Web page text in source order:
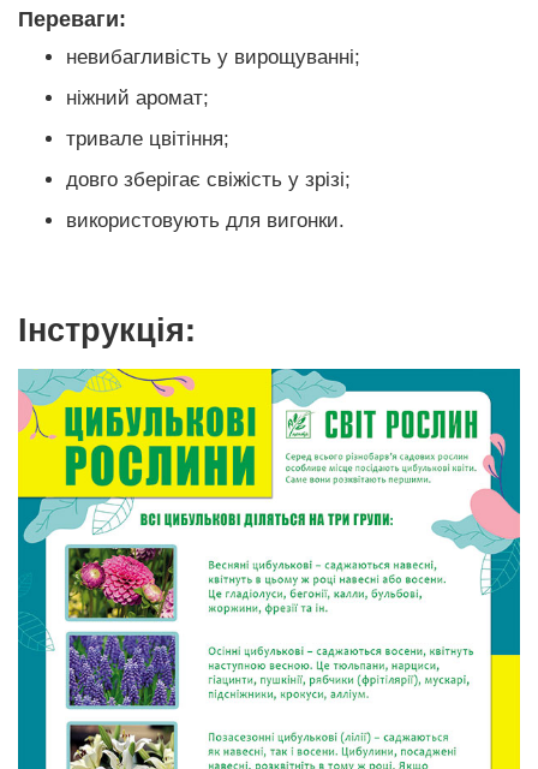
Переваги:
невибагливість у вирощуванні;
ніжний аромат;
тривале цвітіння;
довго зберігає свіжість у зрізі;
використовують для вигонки.
Інструкція: